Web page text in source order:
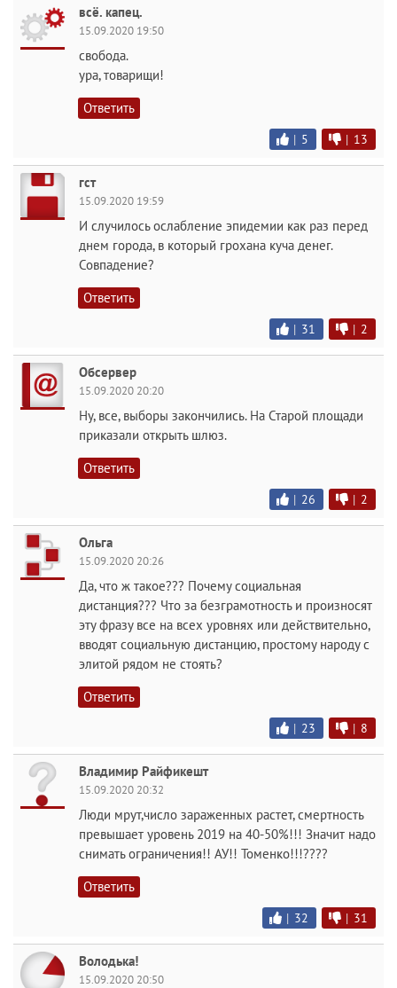
всё. капец.
15.09.2020 19:50
свобода.
ура, товарищи!
Ответить
| 5 | 13
гст
15.09.2020 19:59
И случилось ослабление эпидемии как раз перед
днем города, в который грохана куча денег.
Совпадение?
Ответить
| 31 | 2
Обсервер
15.09.2020 20:20
Ну, все, выборы закончились. На Старой площади
приказали открыть шлюз.
Ответить
| 26 | 2
Ольга
15.09.2020 20:26
Да, что ж такое??? Почему социальная
дистанция??? Что за безграмотность и произносят
эту фразу все на всех уровнях или действительно,
вводят социальную дистанцию, простому народу с
элитой рядом не стоять?
Ответить
| 23 | 8
Владимир Райфикешт
15.09.2020 20:32
Люди мрут,число зараженных растет, смертность
превышает уровень 2019 на 40-50%!!! Значит надо
снимать ограничения!! АУ!! Томенко!!!????
Ответить
| 32 | 31
Володька!
15.09.2020 20:50